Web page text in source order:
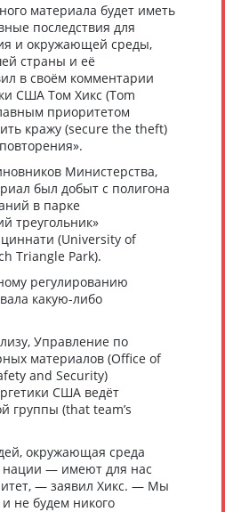
материала будет иметь
последствия для
и окружающей среды,
страны и её
в своём комментарии
США Том Хикс (Tom
приоритетом
кражу (secure the theft)
Министерства,
был добыт с полигона
в парке
треугольник»
(University of
Triangle Park).
регулированию
какую-либо
Управление по
материалов (Office of
and Security)
США ведёт
группы (that team’s
окружающая среда
— имеют для нас
— заявил Хикс. — Мы
не будем никого